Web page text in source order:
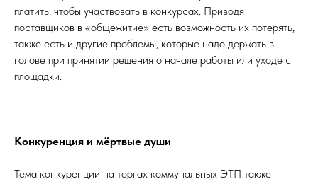
платить, чтобы участвовать в конкурсах. Приводя
поставщиков в «общежитие» есть возможность их потерять,
также есть и другие проблемы, которые надо держать в
голове при принятии решения о начале работы или уходе с
площадки.
Конкуренция и мёртвые души
Тема конкуренции на торгах коммунальных ЭТП также